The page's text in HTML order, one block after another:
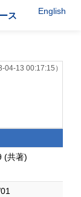
ス English
04-13 00:17:15）
(共著)